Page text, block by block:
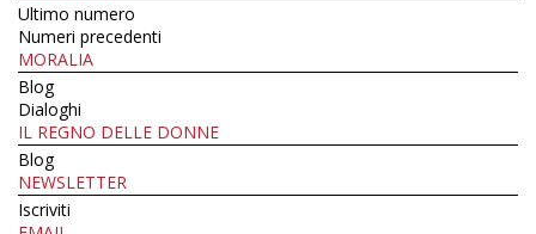
Ultimo numero
Numeri precedenti
MORALIA
Blog
Dialoghi
IL REGNO DELLE DONNE
Blog
NEWSLETTER
Iscriviti